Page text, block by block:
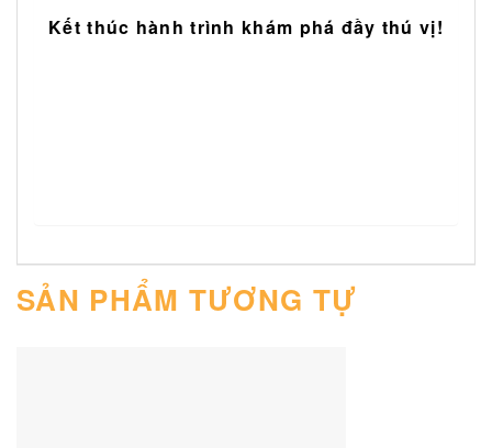
Kết thúc hành trình khám phá đầy thú vị!
SẢN PHẨM TƯƠNG TỰ